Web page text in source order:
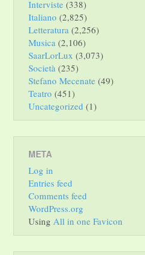
Interviste (338)
Italiano (2,825)
Letteratura (2,256)
Musica (2,106)
SaarLorLux (3,073)
Società (235)
Stefano Mecenate (49)
Teatro (451)
Uncategorized (1)
META
Log in
Entries feed
Comments feed
WordPress.org
Using All in one Favicon